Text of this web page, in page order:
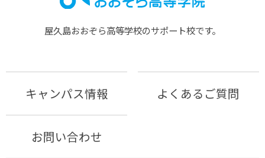
屋久島おおぞら⾼等学校のサポート校です。
キャンパス情報 よくあるご質問
お問い合わせ